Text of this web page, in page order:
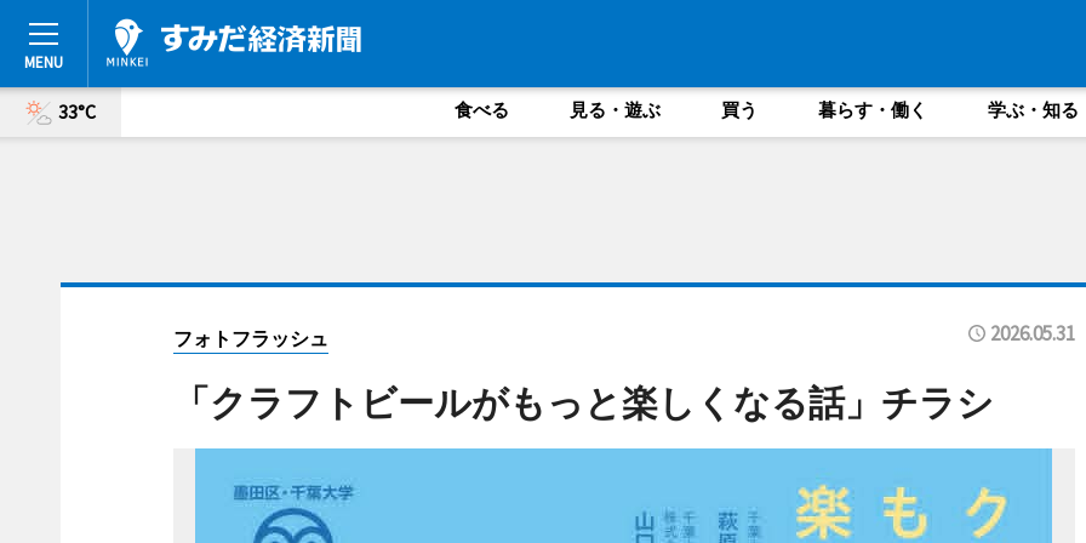
33°C 食べる 見る・遊ぶ 買う 暮らす・働く 学ぶ・知る
フォトフラッシュ 2026.05.31
「クラフトビールがもっと楽しくなる話」チラシ